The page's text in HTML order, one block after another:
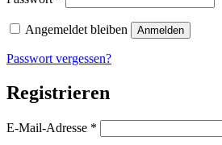
Angemeldet bleiben Anmelden
Passwort vergessen?
Registrieren
E-Mail-Adresse *